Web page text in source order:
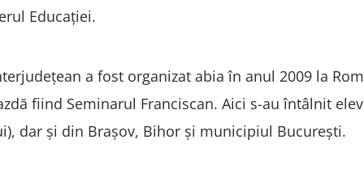
Educației.
a fost organizat abia în anul 2009 la
fiind Seminarul Franciscan. Aici s-au întâlnit
dar și din Brașov, Bihor și municipiul București.